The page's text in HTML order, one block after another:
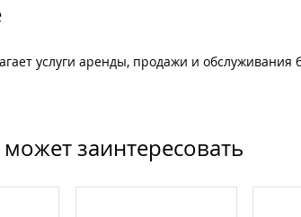
услуги аренды, продажи и обслуживания
может заинтересовать